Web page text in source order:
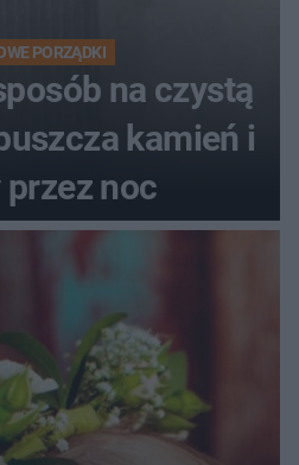
PORZĄDKI
na czystą
kamień i
przez noc